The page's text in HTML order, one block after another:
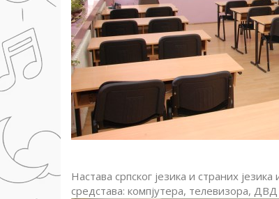
Настава српског језика и страних
средстава: компјутера, телевизора, ДВД